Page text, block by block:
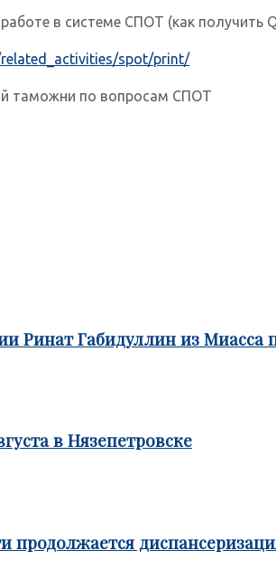
в системе СПОТ (как получить
spot/print/
таможни по вопросам СПОТ
Ринат Габидуллин из
в Нязепетровске
продолжается